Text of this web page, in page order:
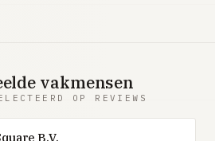
vakmensen
OP REVIEWS
B.V.